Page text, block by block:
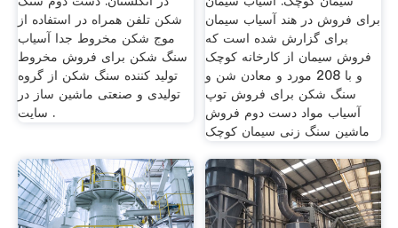
شکن تلفن همراه در استفاده از
موج شکن مخروط جدا آسیاب
سنگ شکن برای فروش مخروط
تولید کننده سنگ شکن از گروه
تولیدی و صنعتی ماشین ساز در
سایت .
برای فروش در هند آسیاب سیمان
برای گزارش شده است که
فروش سیمان از کارخانه کوچک
و با 208 مورد و معادن شن و
سنگ شکن برای فروش توپ
آسیاب مواد دست دوم فروش
ماشین سنگ زنی سیمان کوچک